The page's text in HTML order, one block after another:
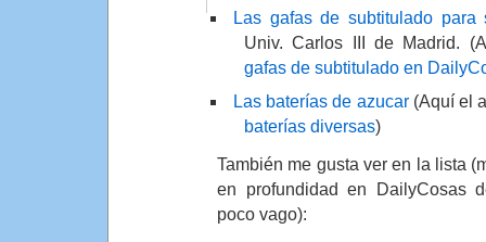
Las gafas de subtitulado para
Univ. Carlos III de Madrid.
gafas de subtitulado en
Las baterías de azucar(Aquí el
baterías diversas)
También me gusta ver en la lista
en profundidad en DailyCosas
poco vago):